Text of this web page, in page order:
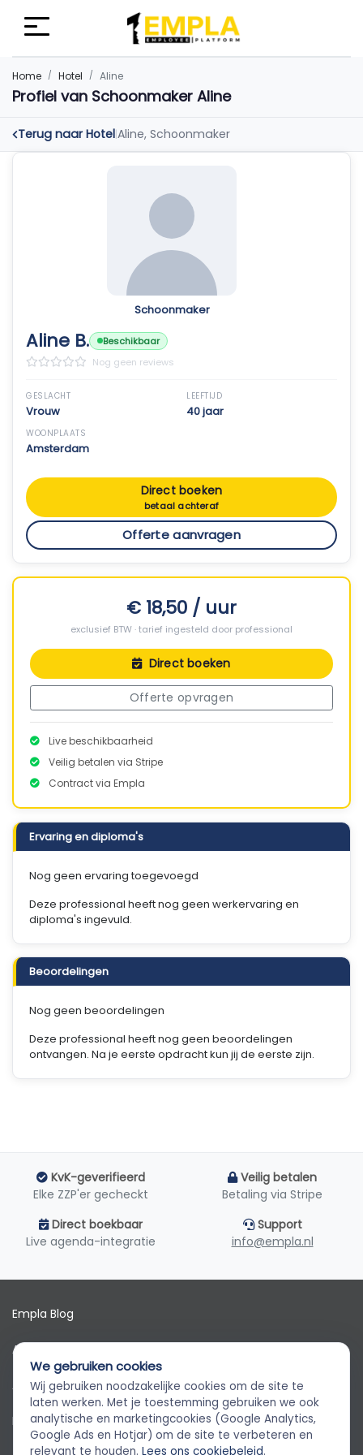
Home Hotel Aline
Profiel van Schoonmaker Aline
Terug naar Hotel|Aline, Schoonmaker
Schoonmaker
Aline B.
Beschikbaar
Nog geen reviews
GESLACHT
Vrouw
LEEFTIJD
40 jaar
WOONPLAATS
Amsterdam
Direct boeken
betaal achteraf
Offerte aanvragen
€ 18,50 / uur
exclusief BTW · tarief ingesteld door professional
Direct boeken
Offerte opvragen
Live beschikbaarheid
Veilig betalen via Stripe
Contract via Empla
Ervaring en diploma's
Nog geen ervaring toegevoegd
Deze professional heeft nog geen werkervaring en
diploma's ingevuld.
Beoordelingen
Nog geen beoordelingen
Deze professional heeft nog geen beoordelingen
ontvangen. Na je eerste opdracht kun jij de eerste zijn.
KvK-geverifieerd
Elke ZZP'er gecheckt
Veilig betalen
Betaling via Stripe
Direct boekbaar
Live agenda-integratie
Support
info@empla.nl
Empla Blog
Algemene voorwaarden
AVG
Privacybeleid
Empla Assistent
Altijd beschikbaar, stel een vraag
We gebruiken cookies
Wij gebruiken noodzakelijke cookies om de site te
laten werken. Met je toestemming gebruiken we ook
analytische en marketingcookies (Google Analytics,
Google Ads en Hotjar) om de site te verbeteren en
relevant te houden. Lees ons cookiebeleid.